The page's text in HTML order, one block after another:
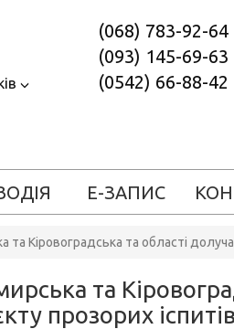
(068) 783-92-64
(093) 145-69-63
(0542) 66-88-42
Е-ЗАПИС
Кіровоградська та області
та
прозорих